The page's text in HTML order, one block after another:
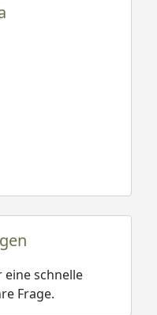
eine schnelle
Frage.